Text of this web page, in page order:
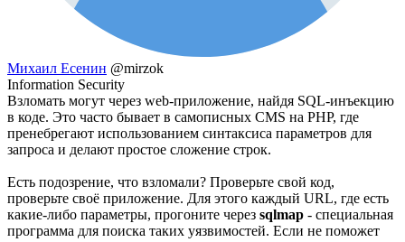
Михаил Есенин @mirzok
Information Security
Взломать могут через web-приложение, найдя SQL-инъекцию
в коде. Это часто бывает в самописных CMS на PHP, где
пренебрегают использованием синтаксиса параметров для
запроса и делают простое сложение строк.
Есть подозрение, что взломали? Проверьте свой код,
проверьте своё приложение. Для этого каждый URL, где есть
какие-либо параметры, прогоните через sqlmap - специальная
программа для поиска таких уязвимостей. Если не поможет